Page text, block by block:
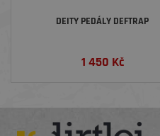
DEITY PEDÁLY DEFTRAP
1 450 Kč